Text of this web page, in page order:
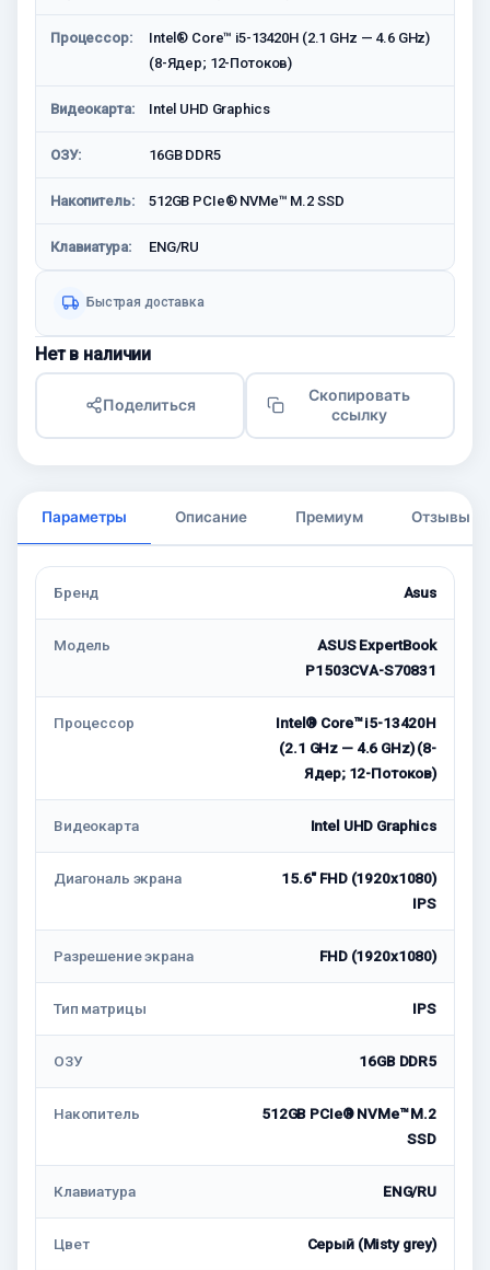
Процессор:
Intel® Core™ i5-13420H (2.1 GHz — 4.6 GHz)
(8-Ядeр; 12-Потоков)
Видеокарта: Intel UHD Graphics
ОЗУ: 16GB DDR5
Накопитель: 512GB PCIe® NVMe™ M.2 SSD
Клавиатура: ENG/RU
Быстрая доставка
Нет в наличии
Поделиться
Скопировать
ссылку
Параметры Описание Премиум Отзывы
Бренд Asus
Модель
ASUS ExpertBook
P1503CVA-S70831
Процессор
Intel® Core™ i5-13420H
(2.1 GHz — 4.6 GHz) (8-
Ядeр; 12-Потоков)
Видеокарта Intel UHD Graphics
Диагональ экрана
15.6" FHD (1920x1080)
IPS
Разрешение экрана FHD (1920x1080)
Тип матрицы IPS
ОЗУ 16GB DDR5
Накопитель
512GB PCIe® NVMe™ M.2
SSD
Клавиатура ENG/RU
Цвет Серый (Misty grey)